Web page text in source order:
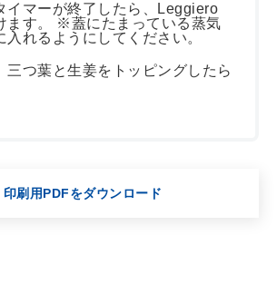
イマーが終了したら、Leggiero
ます。 ※蓋にたまっている蒸気
入れるようにしてください。
三つ葉と生姜をトッピングしたら
印刷用PDFをダウンロード